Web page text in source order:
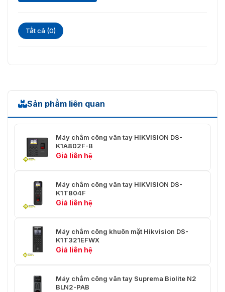
Tất cả (0)
Sản phẩm liên quan
Máy chấm công vân tay HIKVISION DS-
K1A802F-B
Giá liên hệ
Máy chấm công vân tay HIKVISION DS-
K1T804F
Giá liên hệ
Máy chấm công khuôn mặt Hikvision DS-
K1T321EFWX
Giá liên hệ
Máy chấm công vân tay Suprema Biolite N2
BLN2-PAB